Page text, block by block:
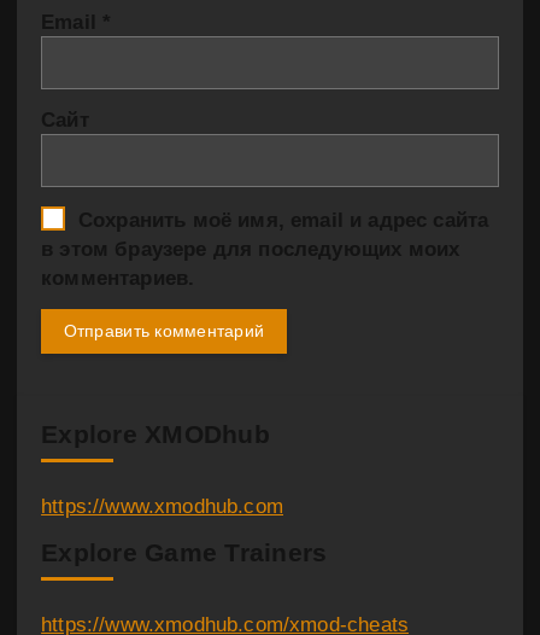
Email *
Сайт
Сохранить моё имя, email и адрес сайта
в этом браузере для последующих моих
комментариев.
Explore XMODhub
https://www.xmodhub.com
Explore Game Trainers
https://www.xmodhub.com/xmod-cheats